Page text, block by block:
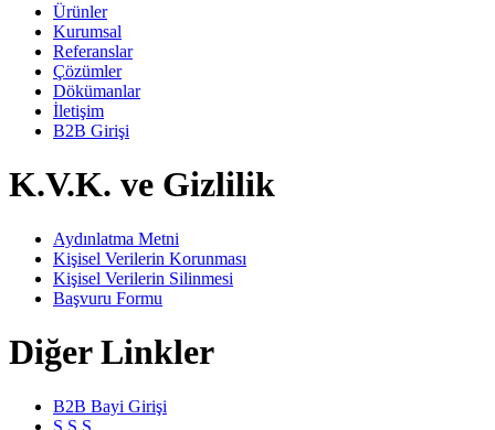
Ürünler
Kurumsal
Referanslar
Çözümler
Dökümanlar
İletişim
B2B Girişi
K.V.K. ve Gizlilik
Aydınlatma Metni
Kişisel Verilerin Korunması
Kişisel Verilerin Silinmesi
Başvuru Formu
Diğer Linkler
B2B Bayi Girişi
S.S.S.